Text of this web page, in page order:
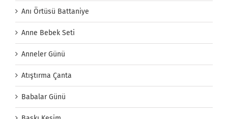
Anı Örtüsü Battaniye
Anne Bebek Seti
Anneler Günü
Atıştırma Çanta
Babalar Günü